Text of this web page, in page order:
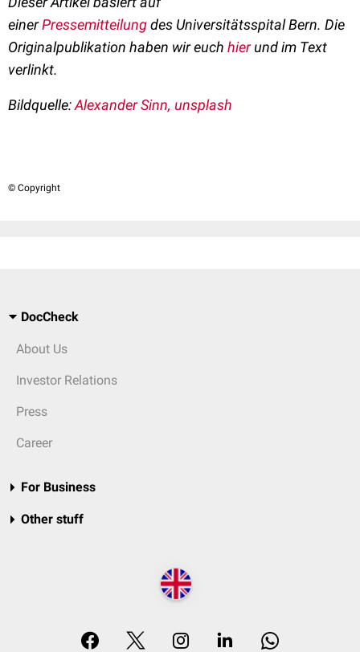
einerPressemitteilungdes Universitätsspital Bern. Die
Originalpublikation haben wir euch hierund im Text
verlinkt.
Bildquelle:Alexander Sinn, unsplash
© Copyright
DocCheck
About Us
Investor Relations
Press
Career
For Business
Other stuff